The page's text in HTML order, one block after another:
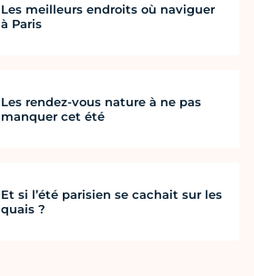
Les meilleurs endroits où naviguer
à Paris
Les rendez-vous nature à ne pas
manquer cet été
Et si l’été parisien se cachait sur les
quais ?